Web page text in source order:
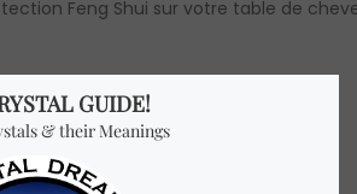
Feng Shui sur votre table de